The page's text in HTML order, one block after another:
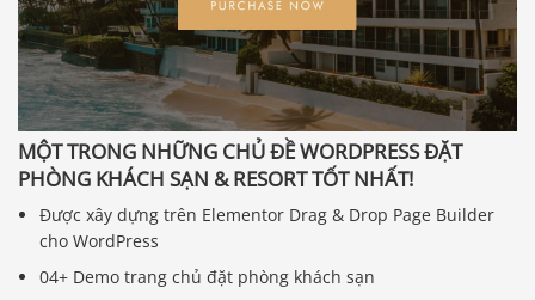
MỘT TRONG NHỮNG CHỦ ĐỀ WORDPRESS ĐẶT
PHÒNG KHÁCH SẠN & RESORT TỐT NHẤT!
Được xây dựng trên Elementor Drag & Drop Page Builder
cho WordPress
04+ Demo trang chủ đặt phòng khách sạn